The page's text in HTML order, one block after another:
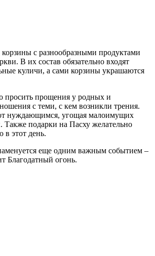
корзины с разнообразными продуктами
В их состав обязательно входят
куличи, а сами корзины украшаются
просить прощения у родных и
с теми, с кем возникли трения.
нуждающимся, угощая малоимущих
подарки на Пасху желательно
в этот день.
еще одним важным событием –
Благодатный огонь.